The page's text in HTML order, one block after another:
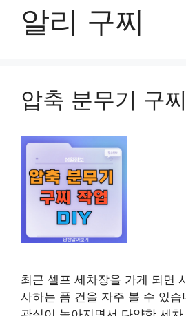
알리 구찌
압축 분무기 구
최근 셀프 세차장을 가게 되면
사하는 폼 건을 자주 볼 수 있습